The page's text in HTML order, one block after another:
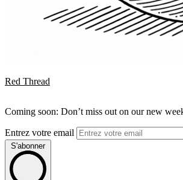
Red Thread
Coming soon: Don’t miss out on our new
Entrez votre email
S'abonner